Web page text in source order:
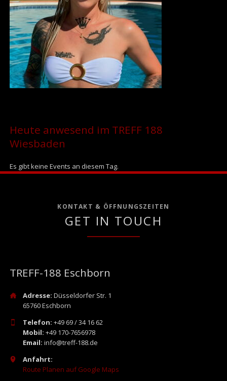
Heute anwesend im TREFF 188
Wiesbaden
Es gibt keine Events an diesem Tag.
KONTAKT & ÖFFNUNGSZEITEN
GET IN TOUCH
TREFF-188 Eschborn
Adresse: Düsseldorfer Str. 1
65760 Eschborn
Telefon: +49 69 / 34 16 62
Mobil: +49 170-7656978
Email: info@treff-188.de
Anfahrt:
Route Planen auf Google Maps